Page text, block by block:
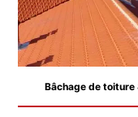
Bâchage de toiture